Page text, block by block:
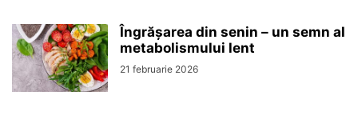
Îngrășarea din senin – un semn al
metabolismului lent
21 februarie 2026